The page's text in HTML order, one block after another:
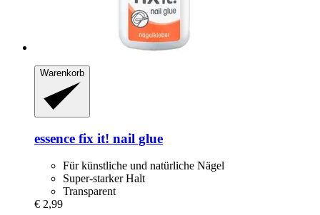
Warenkorb
essence fix it! nail glue
Für künstliche und natürliche Nägel
Super-starker Halt
Transparent
€ 2,99